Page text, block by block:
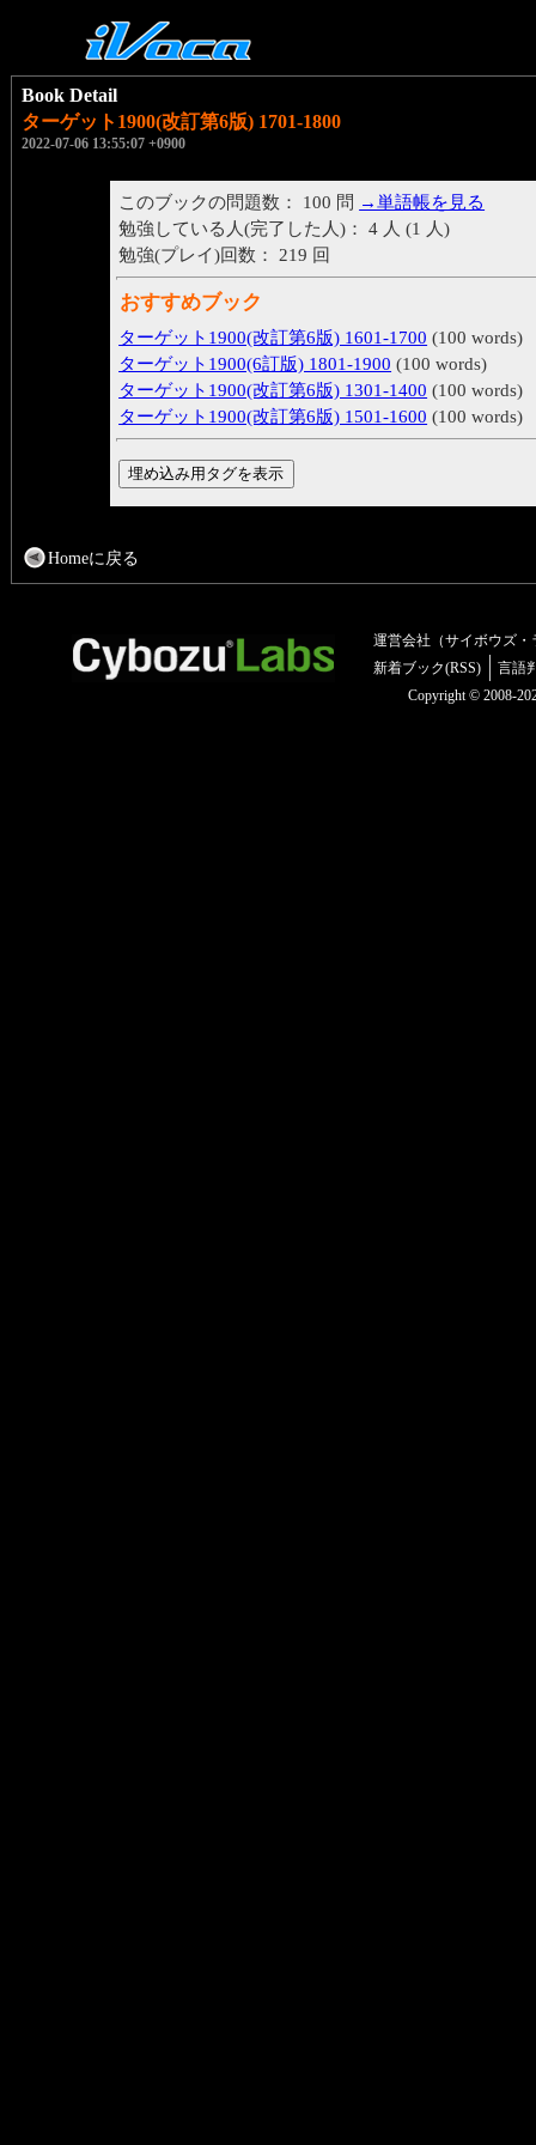
Book Detail
ターゲット1900(改訂第6版) 1701-1800
2022-07-06 13:55:07 +0900
このブックの問題数： 100 問 →単語帳を見る
勉強している人(完了した人)： 4 人 (1 人)
勉強(プレイ)回数： 219 回
おすすめブック
ターゲット1900(改訂第6版) 1601-1700 (100 words)
ターゲット1900(6訂版) 1801-1900 (100 words)
ターゲット1900(改訂第6版) 1301-1400 (100 words)
ターゲット1900(改訂第6版) 1501-1600 (100 words)
Homeに戻る
運営会社（サイボウズ・
新着ブック(RSS)
言語
Copyright © 2008-